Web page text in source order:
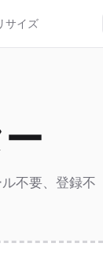
サイズ
不要、登録不